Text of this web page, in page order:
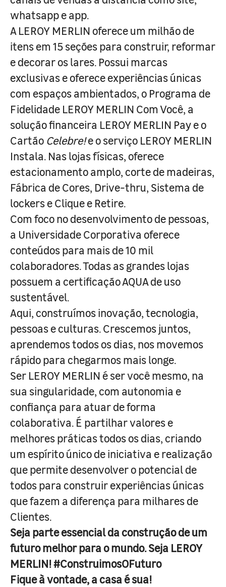
whatsapp e app.
A LEROY MERLIN oferece um milhão de
itens em 15 seções para construir, reformar
e decorar os lares. Possui marcas
exclusivas e oferece experiências únicas
com espaços ambientados, o Programa de
Fidelidade LEROY MERLIN Com Você, a
solução financeira LEROY MERLIN Pay e o
Cartão Celebre!e o serviço LEROY MERLIN
Instala. Nas lojas físicas, oferece
estacionamento amplo, corte de madeiras,
Fábrica de Cores, Drive-thru, Sistema de
lockers e Clique e Retire.
Com foco no desenvolvimento de pessoas,
a Universidade Corporativa oferece
conteúdos para mais de 10 mil
colaboradores. Todas as grandes lojas
possuem a certificação AQUA de uso
sustentável.
Aqui, construímos inovação, tecnologia,
pessoas e culturas. Crescemos juntos,
aprendemos todos os dias, nos movemos
rápido para chegarmos mais longe.
Ser LEROY MERLIN é ser você mesmo, na
sua singularidade, com autonomia e
confiança para atuar de forma
colaborativa. É partilhar valores e
melhores práticas todos os dias, criando
um espírito único de iniciativa e realização
que permite desenvolver o potencial de
todos para construir experiências únicas
que fazem a diferença para milhares de
Clientes.
Seja parte essencial da construção de um
futuro melhor para o mundo. Seja LEROY
MERLIN! #ConstruimosOFuturo
Fique à vontade, a casa é sua!